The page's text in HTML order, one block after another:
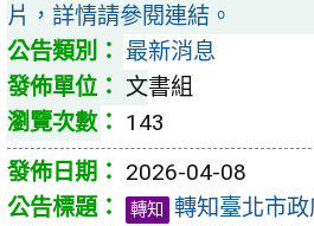
片，詳情請參閱連結。
最新消息
文書組
143
2026-04-08
轉知
轉知臺北市